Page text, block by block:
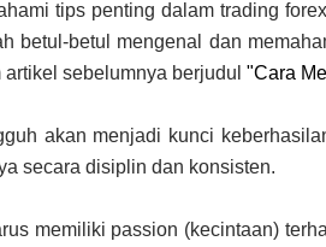
tips penting dalam trading
betul-betul mengenal dan
sebelumnya berjudul "Cara
akan menjadi kunci
secara disiplin dan konsisten.
memiliki passion (kecintaan)